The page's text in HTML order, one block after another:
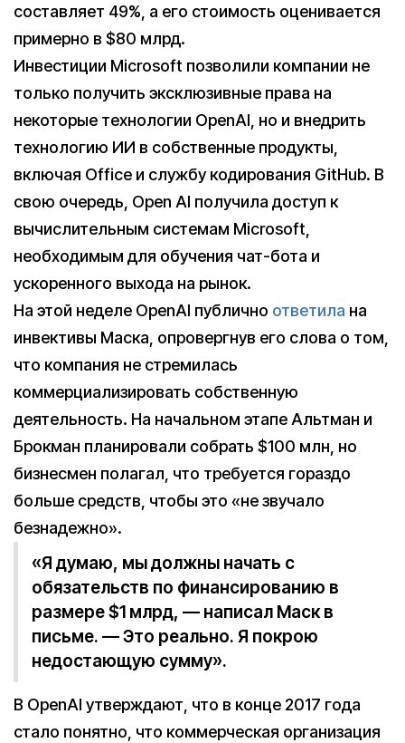
составляет 49%, а его стоимость оценивается
примерно в $80 млрд.
Инвестиции Microsoft позволили компании не
только получить эксклюзивные права на
некоторые технологии OpenAI, но и внедрить
технологию ИИ в собственные продукты,
включая Office и службу кодирования GitHub. В
свою очередь, Open AI получила доступ к
вычислительным системам Microsoft,
необходимым для обучения чат-бота и
ускоренного выхода на рынок.
На этой неделе OpenAI публично ответила на
инвективы Маска, опровергнув его слова о том,
что компания не стремилась
коммерциализировать собственную
деятельность. На начальном этапе Альтман и
Брокман планировали собрать $100 млн, но
бизнесмен полагал, что требуется гораздо
больше средств, чтобы это «не звучало
безнадежно».
«Я думаю, мы должны начать с
обязательств по финансированию в
размере $1 млрд, — написал Маск в
письме. — Это реально. Я покрою
недостающую сумму».
В OpenAI утверждают, что в конце 2017 года
стало понятно, что коммерческая организация